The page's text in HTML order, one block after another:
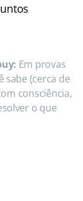
Em provas
sabe (cerca de
consciência,
o que